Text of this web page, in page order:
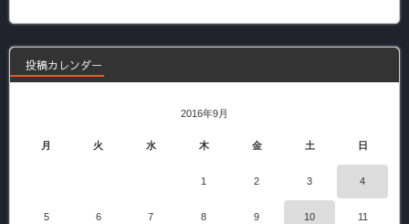
事
投稿カレンダー
2016年9月
月 火 水 木 金 土 日
1 2 3 4
5 6 7 8 9 10 11